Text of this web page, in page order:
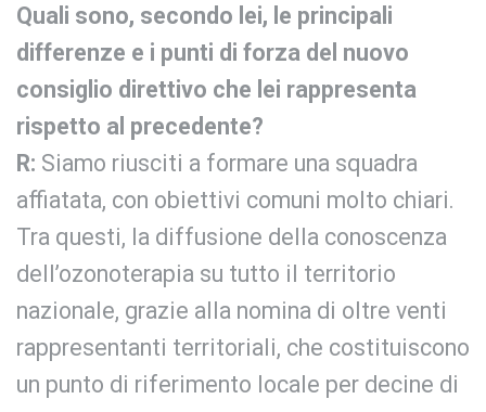
Quali sono, secondo lei, le principali
differenze e i punti di forza del nuovo
consiglio direttivo che lei rappresenta
rispetto al precedente?
R: Siamo riusciti a formare una squadra
affiatata, con obiettivi comuni molto chiari.
Tra questi, la diffusione della conoscenza
dell’ozonoterapia su tutto il territorio
nazionale, grazie alla nomina di oltre venti
rappresentanti territoriali, che costituiscono
un punto di riferimento locale per decine di